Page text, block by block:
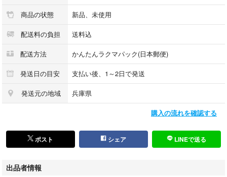
商品の状態 新品、未使用
配送料の負担 送料込
配送方法 かんたんラクマパック(日本郵便)
発送日の目安 支払い後、1～2日で発送
発送元の地域 兵庫県
購入の流れを確認する
ポスト シェア LINEで送る
出品者情報